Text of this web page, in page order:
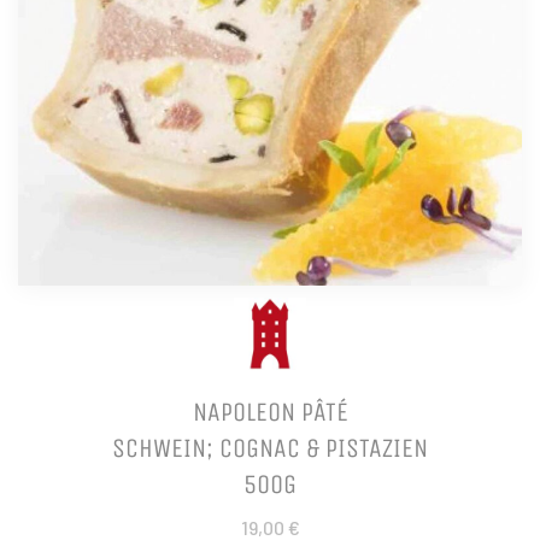
NAPOLEON PÂTÉ
SCHWEIN; COGNAC & PISTAZIEN
500G
19,00 €